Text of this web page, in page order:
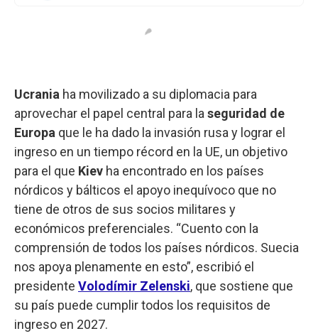
Ucrania ha movilizado a su diplomacia para
aprovechar el papel central para la seguridad de
Europa que le ha dado la invasión rusa y lograr el
ingreso en un tiempo récord en la UE, un objetivo
para el que Kiev ha encontrado en los países
nórdicos y bálticos el apoyo inequívoco que no
tiene de otros de sus socios militares y
económicos preferenciales. “Cuento con la
comprensión de todos los países nórdicos. Suecia
nos apoya plenamente en esto”, escribió el
presidente Volodímir Zelenski, que sostiene que
su país puede cumplir todos los requisitos de
ingreso en 2027.